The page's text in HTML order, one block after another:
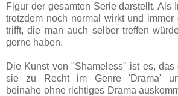
Figur der gesamten Serie darstellt. Als
trotzdem noch normal wirkt und immer
trifft, die man auch selber treffen
gerne haben.
Die Kunst von "Shameless" ist es, das
sie zu Recht im Genre 'Drama'
beinahe ohne richtiges Drama